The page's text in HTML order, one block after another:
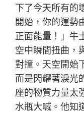
下了今天所有的
開始，你的運勢
正面能量！」牛
空中瞬間扭曲，
對撞。天空開始
而是閃耀著淚光
座的物質力量太
水瓶大喊。他知